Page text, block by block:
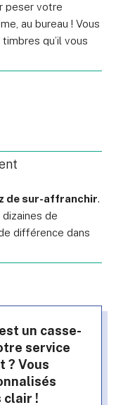
peser votre
au bureau ! Vous
qu’il vous
de sur-affranchir.
de
différence dans
un casse-
service
? Vous
clair !